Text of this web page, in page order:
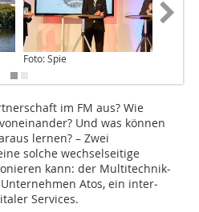
Foto: Spie
im FM aus? Wie
Und was können
lernen? – Zwei
solche wechselseitige
kann: der Multitechnik-
Atos, ein inter­
Services.